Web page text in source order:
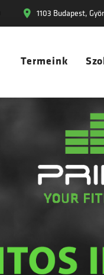
1103 Budapest,
Termeink